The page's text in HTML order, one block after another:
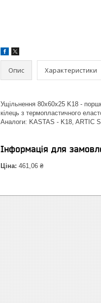
Опис Характеристики
Ущільнення 80х60х25 K18 -
кілець з термопластичного
Аналоги: KASTAS - K18, ARTIC
Інформація для
Ціна: 461,06 ₴